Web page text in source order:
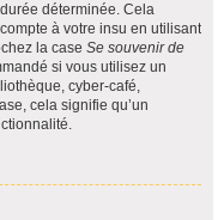
déterminée. Cela
à votre insu en utilisant
la case Se souvenir de
si vous utilisez un
cyber-café,
cela signifie qu’un